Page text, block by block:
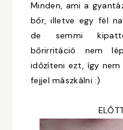
Minden, ami a
bőr, illetve egy fél
de semmi
bőrirritáció nem
időzíteni ezt, így
fejjel mászkálni :)